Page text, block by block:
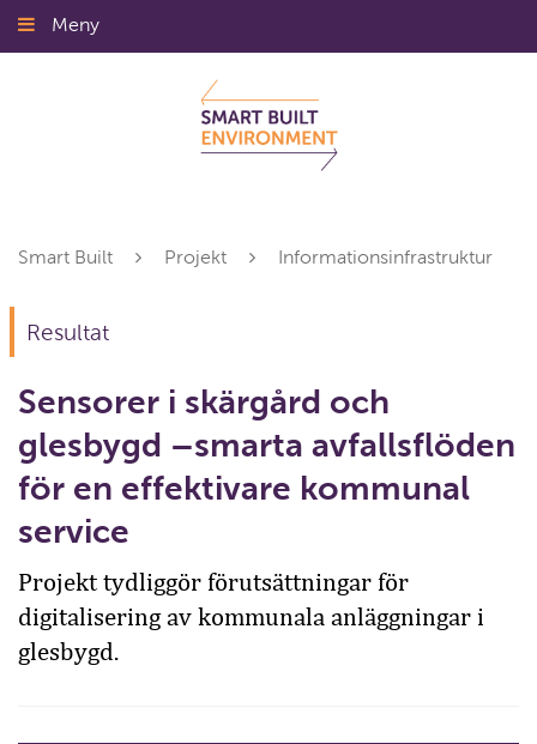
Gå
till
Meny
Smart Built Projekt Informationsinfrastruktur
Resultat
Sensorer i skärgård och
glesbygd –smarta avfallsflöden
för en effektivare kommunal
service
Projekt tydliggör förutsättningar för
digitalisering av kommunala anläggningar i
glesbygd.